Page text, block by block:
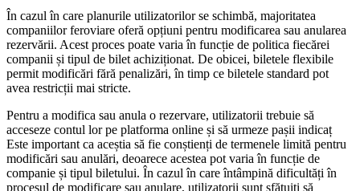
În cazul în care planurile utilizatorilor se schimbă, majoritatea
companiilor feroviare oferă opțiuni pentru modificarea sau anularea
rezervării. Acest proces poate varia în funcție de politica fiecărei
companii și tipul de bilet achiziționat. De obicei, biletele flexibile
permit modificări fără penalizări, în timp ce biletele standard pot
avea restricții mai stricte.
Pentru a modifica sau anula o rezervare, utilizatorii trebuie să
acceseze contul lor pe platforma online și să urmeze pașii indicaț
Este important ca aceștia să fie conștienți de termenele limită pentru
modificări sau anulări, deoarece acestea pot varia în funcție de
companie și tipul biletului. În cazul în care întâmpină dificultăți în
procesul de modificare sau anulare, utilizatorii sunt sfătuiți să